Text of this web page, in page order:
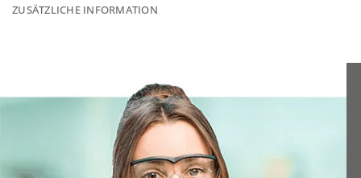
ZUSÄTZLICHE INFORMATION